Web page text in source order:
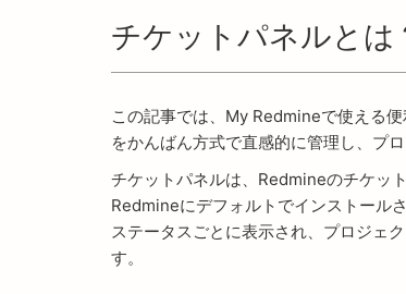
チケットパネルとは
この記事では、My Redmineで使える
をかんばん方式で直感的に管理し、プ
チケットパネルは、Redmineのチケッ
Redmineにデフォルトでインストール
ステータスごとに表示され、プロジェ
す。